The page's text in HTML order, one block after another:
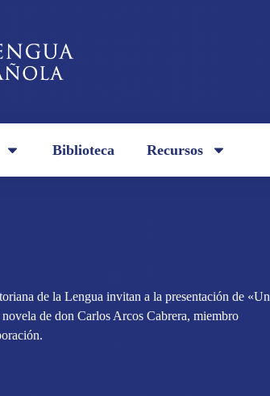
Biblioteca Recursos
de la Lengua invitan a la presentación de «Un
de don Carlos Arcos Cabrera, miembro